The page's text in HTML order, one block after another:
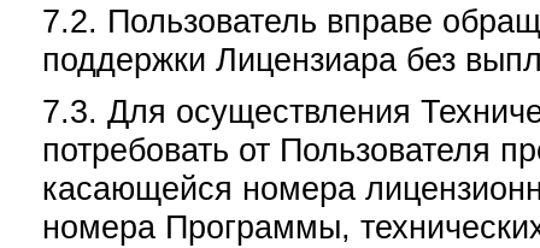
7.2. Пользователь вправе
поддержки Лицензиара без
7.3. Для осуществления
потребовать от Пользователя
касающейся номера
номера Программы,